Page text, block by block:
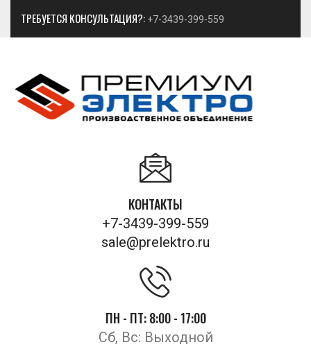
ТРЕБУЕТСЯ КОНСУЛЬТАЦИЯ?: +7-3439-399-559
КОНТАКТЫ
+7-3439-399-559
sale@prelektro.ru
ПН - ПТ: 8:00 - 17:00
Сб, Вс: Выходной